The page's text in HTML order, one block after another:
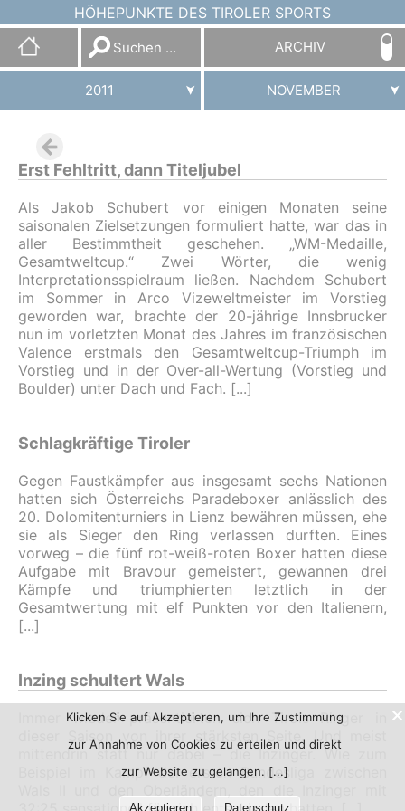
HÖHEPUNKTE DES TIROLER SPORTS
Suchen
nach:
ARCHIV
2011 NOVEMBER
Erst Fehltritt, dann Titeljubel
Als Jakob Schubert vor einigen Monaten seine
saisonalen Zielsetzungen formuliert hatte, war das in
aller Bestimmtheit geschehen. „WM-Medaille,
Gesamtweltcup.“ Zwei Wörter, die wenig
Interpretationsspielraum ließen. Nachdem Schubert
im Sommer in Arco Vizeweltmeister im Vorstieg
geworden war, brachte der 20-jährige Innsbrucker
nun im vorletzten Monat des Jahres im französischen
Valence erstmals den Gesamtweltcup-Triumph im
Vorstieg und in der Over-all-Wertung (Vorstieg und
Boulder) unter Dach und Fach.
Schlagkräftige Tiroler
Gegen Faustkämpfer aus insgesamt sechs Nationen
hatten sich Österreichs Paradeboxer anlässlich des
20. Dolomitenturniers in Lienz bewähren müssen, ehe
sie als Sieger den Ring verlassen durften. Eines
vorweg – die fünf rot-weiß-roten Boxer hatten diese
Aufgabe mit Bravour gemeistert, gewannen drei
Kämpfe und triumphierten letztlich in der
Gesamtwertung mit elf Punkten vor den Italienern,
Inzing schultert Wals
Immer wieder präsentierten sich Tirols Ringer in
dieser Saison von ihrer stärksten Seite. Und meist
mittendrin statt nur dabei – die Inzinger. Wie zum
Beispiel im Kampf der ersten Bundesliga zwischen
Klicken Sie auf Akzeptieren, um Ihre Zustimmung
zur Annahme von Cookies zu erteilen und direkt
zur Website zu gelangen.
Akzeptieren Datenschutz